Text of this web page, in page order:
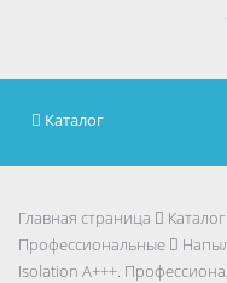
Каталог
Главная страница
Профессиональные
Isolation A+++.